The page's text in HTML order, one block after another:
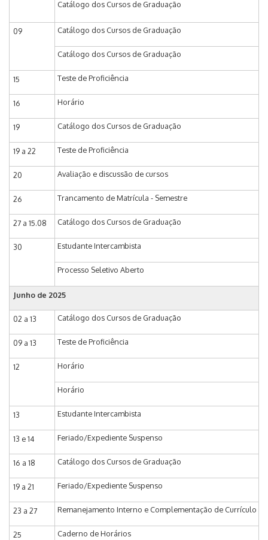
Catálogo dos Cursos de Graduação
09 Catálogo dos Cursos de Graduação
Catálogo dos Cursos de Graduação
15 Teste de Proficiência
16 Horário
19 Catálogo dos Cursos de Graduação
19 a 22 Teste de Proficiência
20 Avaliação e discussão de cursos
26 Trancamento de Matrícula - Semestre
27 a 15.08 Catálogo dos Cursos de Graduação
30 Estudante Intercambista
Processo Seletivo Aberto
Junho de 2025
02 a 13 Catálogo dos Cursos de Graduação
09 a 13 Teste de Proficiência
12 Horário
Horário
13 Estudante Intercambista
13 e 14 Feriado/Expediente Suspenso
16 a 18 Catálogo dos Cursos de Graduação
19 a 21 Feriado/Expediente Suspenso
23 a 27 Remanejamento Interno e Complementação de Currículo
25 Caderno de Horários